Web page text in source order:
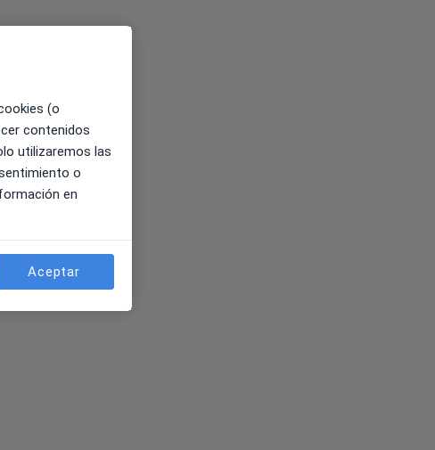
(o
contenidos
utilizaremos las
o
en
Aceptar